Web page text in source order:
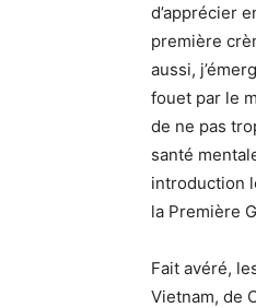
d’apprécier
première
aussi,
fouet par le
de ne pas
santé
introduction
la Première
Fait avéré,
Vietnam, de